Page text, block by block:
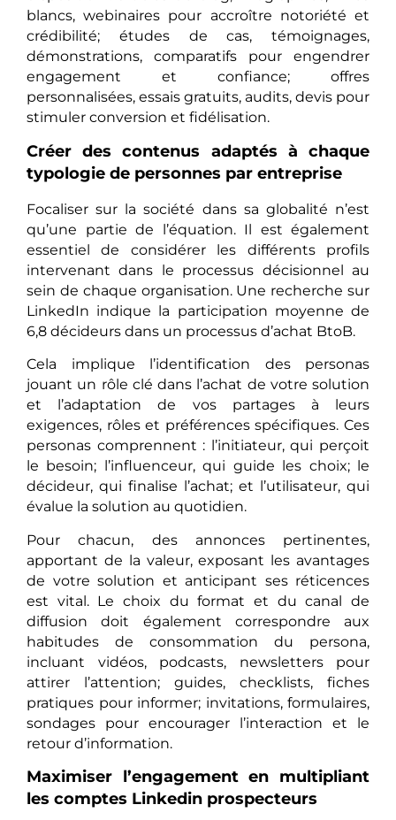
blancs, webinaires pour accroître notoriété et
crédibilité; études de cas, témoignages,
démonstrations, comparatifs pour engendrer
engagement et confiance; offres
personnalisées, essais gratuits, audits, devis pour
stimuler conversion et fidélisation.
Créer des contenus adaptés à chaque
typologie de personnes par entreprise
Focaliser sur la société dans sa globalité n’est
qu’une partie de l’équation. Il est également
essentiel de considérer les différents profils
intervenant dans le processus décisionnel au
sein de chaque organisation. Une recherche sur
LinkedIn indique la participation moyenne de
6,8 décideurs dans un processus d’achat BtoB.
Cela implique l’identification des personas
jouant un rôle clé dans l’achat de votre solution
et l’adaptation de vos partages à leurs
exigences, rôles et préférences spécifiques. Ces
personas comprennent : l’initiateur, qui perçoit
le besoin; l’influenceur, qui guide les choix; le
décideur, qui finalise l’achat; et l’utilisateur, qui
évalue la solution au quotidien.
Pour chacun, des annonces pertinentes,
apportant de la valeur, exposant les avantages
de votre solution et anticipant ses réticences
est vital. Le choix du format et du canal de
diffusion doit également correspondre aux
habitudes de consommation du persona,
incluant vidéos, podcasts, newsletters pour
attirer l’attention; guides, checklists, fiches
pratiques pour informer; invitations, formulaires,
sondages pour encourager l’interaction et le
retour d’information.
Maximiser l’engagement en multipliant
les comptes Linkedin prospecteurs